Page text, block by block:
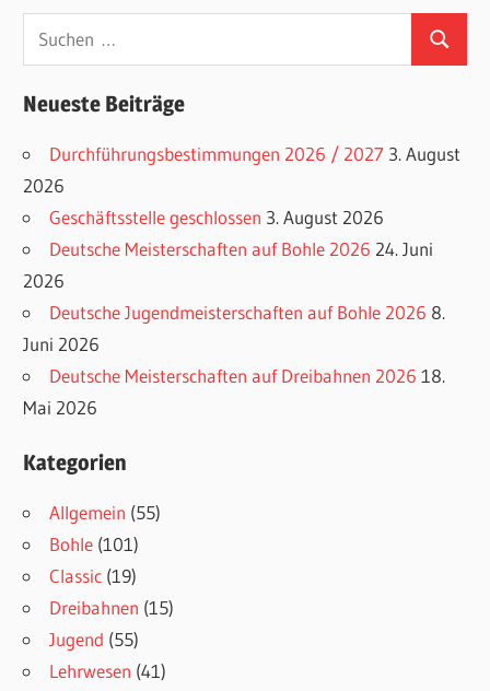
Beiträge
Suchen
nach:
Suchen
Neueste Beiträge
Durchführungsbestimmungen 2026 / 2027 3. August
2026
Geschäftsstelle geschlossen 3. August 2026
Deutsche Meisterschaften auf Bohle 2026 24. Juni
2026
Deutsche Jugendmeisterschaften auf Bohle 2026 8.
Juni 2026
Deutsche Meisterschaften auf Dreibahnen 2026 18.
Mai 2026
Kategorien
Allgemein (55)
Bohle (101)
Classic (19)
Dreibahnen (15)
Jugend (55)
Lehrwesen (41)